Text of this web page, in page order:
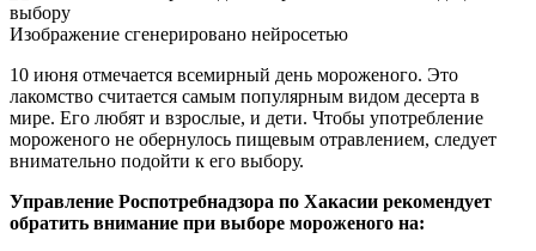
Изображение сгенерировано нейросетью
10 июня отмечается всемирный день мороженого. Это
лакомство считается самым популярным видом десерта в
мире. Его любят и взрослые, и дети. Чтобы употребление
мороженого не обернулось пищевым отравлением, следует
внимательно подойти к его выбору.
Управление Роспотребнадзора по Хакасии рекомендует
обратить внимание при выборе мороженого на: